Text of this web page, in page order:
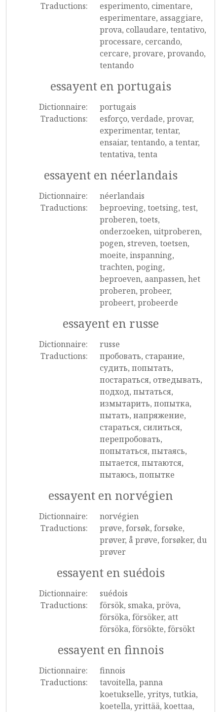
Traductions:
esperimento, cimentare,
esperimentare, assaggiare,
prova, collaudare, tentativo,
processare, cercando,
cercare, provare, provando,
tentando
essayent en portugais
Dictionnaire:
portugais
Traductions:
esforço, verdade, provar,
experimentar, tentar,
ensaiar, tentando, a tentar,
tentativa, tenta
essayent en néerlandais
Dictionnaire:
néerlandais
Traductions:
beproeving, toetsing, test,
proberen, toets,
onderzoeken, uitproberen,
pogen, streven, toetsen,
moeite, inspanning,
trachten, poging,
beproeven, aanpassen, het
proberen, probeer,
probeert, probeerde
essayent en russe
Dictionnaire:
russe
Traductions:
пробовать, старание,
судить, попытать,
постараться, отведывать,
подход, пытаться,
измытарить, попытка,
пытать, напряжение,
стараться, силиться,
перепробовать,
попытаться, пытаясь,
пытается, пытаются,
пытаюсь, попытке
essayent en norvégien
Dictionnaire:
norvégien
Traductions:
prøve, forsøk, forsøke,
prøver, å prøve, forsøker, du
prøver
essayent en suédois
Dictionnaire:
suédois
Traductions:
försök, smaka, pröva,
försöka, försöker, att
försöka, försökte, försökt
essayent en finnois
Dictionnaire:
finnois
Traductions:
tavoitella, panna
koetukselle, yritys, tutkia,
koetella, yrittää, koettaa,